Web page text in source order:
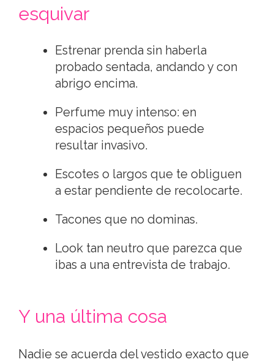
esquivar
Estrenar prenda sin haberla
probado sentada, andando y con
abrigo encima.
Perfume muy intenso: en
espacios pequeños puede
resultar invasivo.
Escotes o largos que te obliguen
a estar pendiente de recolocarte.
Tacones que no dominas.
Look tan neutro que parezca que
ibas a una entrevista de trabajo.
Y una última cosa
Nadie se acuerda del vestido exacto que